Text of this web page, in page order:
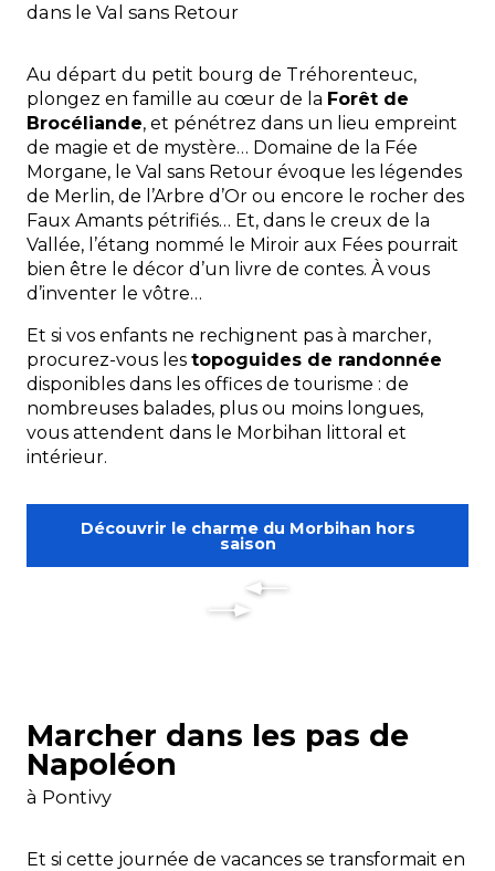
dans le Val sans Retour
Au départ du petit bourg de Tréhorenteuc,
plongez en famille au cœur de la Forêt de
Brocéliande, et pénétrez dans un lieu empreint
de magie et de mystère… Domaine de la Fée
Morgane, le Val sans Retour évoque les légendes
de Merlin, de l’Arbre d’Or ou encore le rocher des
Faux Amants pétrifiés… Et, dans le creux de la
Vallée, l’étang nommé le Miroir aux Fées pourrait
bien être le décor d’un livre de contes. À vous
d’inventer le vôtre…
Et si vos enfants ne rechignent pas à marcher,
procurez-vous les topoguides de randonnée
disponibles dans les offices de tourisme : de
nombreuses balades, plus ou moins longues,
vous attendent dans le Morbihan littoral et
intérieur.
Découvrir le charme du Morbihan hors
saison
Marcher dans les pas de
Napoléon
à Pontivy
Et si cette journée de vacances se transformait en